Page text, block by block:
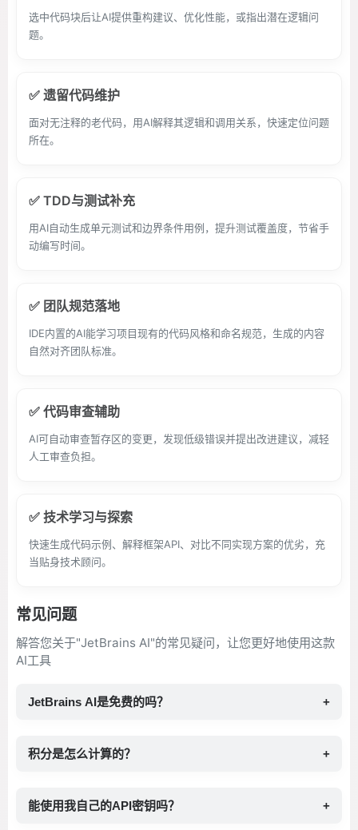
选中代码块后让AI提供重构建议、优化性能，或指出潜在逻辑问
题。
✅ 遗留代码维护
面对无注释的老代码，用AI解释其逻辑和调用关系，快速定位问题
所在。
✅ TDD与测试补充
用AI自动生成单元测试和边界条件用例，提升测试覆盖度，节省手
动编写时间。
✅ 团队规范落地
IDE内置的AI能学习项目现有的代码风格和命名规范，生成的内容
自然对齐团队标准。
✅ 代码审查辅助
AI可自动审查暂存区的变更，发现低级错误并提出改进建议，减轻
人工审查负担。
✅ 技术学习与探索
快速生成代码示例、解释框架API、对比不同实现方案的优劣，充
当贴身技术顾问。
常见问题
解答您关于"JetBrains AI"的常见疑问，让您更好地使用这款
AI工具
JetBrains AI是免费的吗？ +
积分是怎么计算的？ +
能使用我自己的API密钥吗？ +